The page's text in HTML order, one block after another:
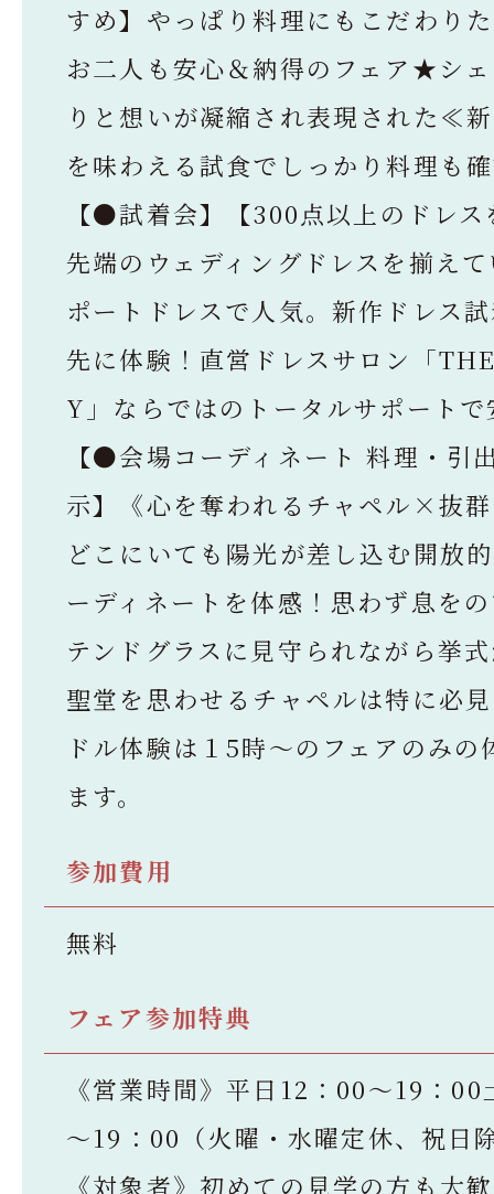
すめ】やっぱり料理にもこだわり
お二人も安心＆納得のフェア★シ
りと想いが凝縮され表現された≪
を味わえる試食でしっかり料理も
【●試着会】【300点以上のドレ
先端のウェディングドレスを揃え
ポートドレスで人気。新作ドレス
先に体験！直営ドレスサロン「
Y」ならではのトータルサポート
【●会場コーディネート 料理・引
示】《心を奪われるチャペル×抜
どこにいても陽光が差し込む開放
ーディネートを体感！思わず息を
テンドグラスに見守られながら挙
聖堂を思わせるチャペルは特に必
ドル体験は１5時～のフェアのみの
ます。
参加費用
無料
フェア参加特典
《営業時間》平日12：00～19：
～19：00（火曜・水曜定休、祝日
《対象者》初めての見学の方も大